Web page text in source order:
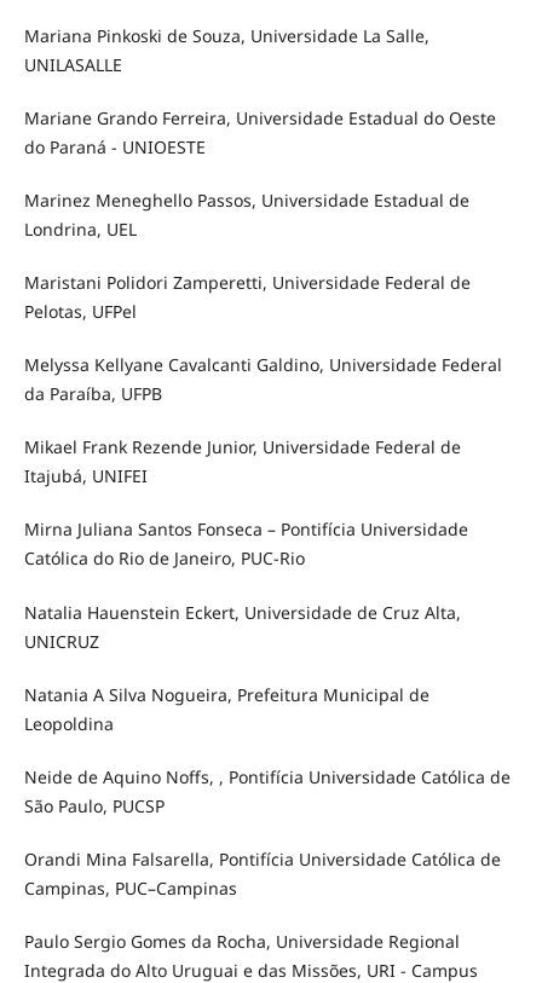
Mariana Pinkoski de Souza, Universidade La Salle,
UNILASALLE
Mariane Grando Ferreira, Universidade Estadual do Oeste
do Paraná - UNIOESTE
Marinez Meneghello Passos, Universidade Estadual de
Londrina, UEL
Maristani Polidori Zamperetti, Universidade Federal de
Pelotas, UFPel
Melyssa Kellyane Cavalcanti Galdino, Universidade Federal
da Paraíba, UFPB
Mikael Frank Rezende Junior, Universidade Federal de
Itajubá, UNIFEI
Mirna Juliana Santos Fonseca – Pontifícia Universidade
Católica do Rio de Janeiro, PUC-Rio
Natalia Hauenstein Eckert, Universidade de Cruz Alta,
UNICRUZ
Natania A Silva Nogueira, Prefeitura Municipal de
Leopoldina
Neide de Aquino Noffs, , Pontifícia Universidade Católica de
São Paulo, PUCSP
Orandi Mina Falsarella, Pontifícia Universidade Católica de
Campinas, PUC–Campinas
Paulo Sergio Gomes da Rocha, Universidade Regional
Integrada do Alto Uruguai e das Missões, URI - Campus